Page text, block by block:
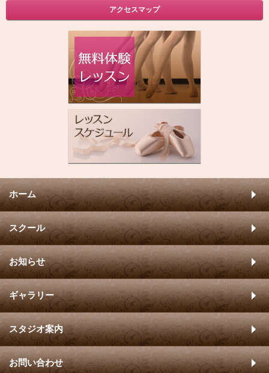
アクセスマップ
ホーム
スクール
お知らせ
ギャラリー
スタジオ案内
お問い合わせ